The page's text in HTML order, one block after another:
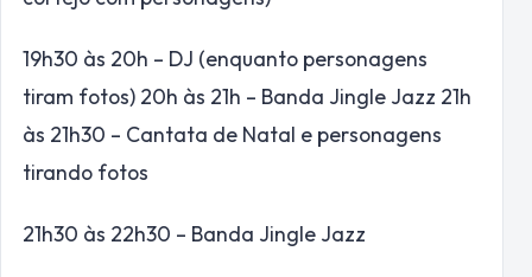
19h30 às 20h – DJ (enquanto personagens
tiram fotos) 20h às 21h – Banda Jingle Jazz 21h
às 21h30 – Cantata de Natal e personagens
tirando fotos
21h30 às 22h30 – Banda Jingle Jazz